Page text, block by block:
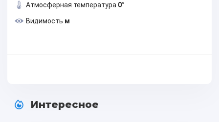
Атмосферная температура 0°
Видимость м
Интересное